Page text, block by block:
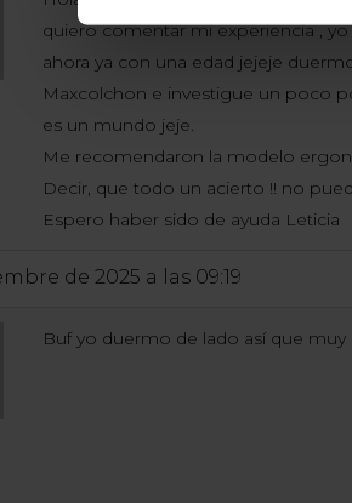
quiero comentar mi experiencia ,
ahora ya con una edad jejeje
Maxcolchon e investigue un poco
es un mundo jeje.
Me recomendaron la modelo
Decir, que todo un acierto !! no
Espero haber sido de ayuda Leticia
de 2025 a las 09:19
Buf yo duermo de lado así que